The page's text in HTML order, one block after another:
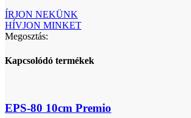
ÍRJON NEKÜNK
HÍVJON MINKET
Megosztás:
Kapcsolódó termékek
EPS-80 10cm Premio